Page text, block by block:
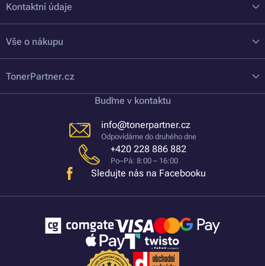
Kontaktní údaje
Vše o nákupu
TonerPartner.cz
Buďme v kontaktu
info@tonerpartner.cz
Odpovídáme do druhého dne
+420 228 886 882
Po–Pá: 8:00 – 16:00
Sledujte nás na Facebooku